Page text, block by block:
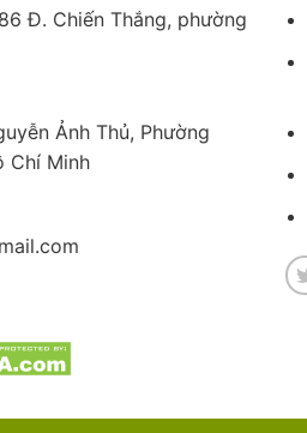
Đ. Chiến Thắng, phường
Ảnh Thủ, Phường
Chí Minh